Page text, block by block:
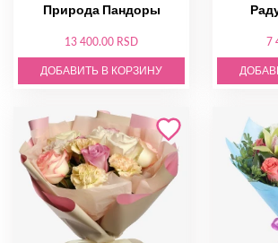
Природа Пандоры
13 400.00 RSD
ДОБАВИТЬ В КОРЗИНУ
7